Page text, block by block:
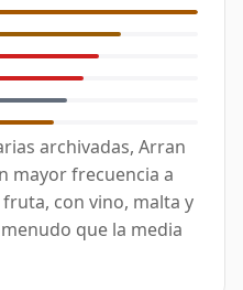
archivadas, Arran
mayor frecuencia a
con vino, malta y
que la media